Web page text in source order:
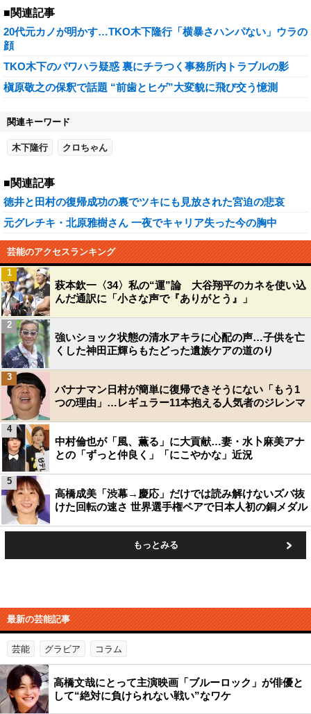
■関連記事
20代元カノが明かす…TKO木下隆行「横暴さハンパない」ウラの
顔
TKO木下のパワハラ疑惑 裏にチラつく事務所内トラブルの影
槇原敬之の保釈で話題 “前歯とヒゲ”大変貌に飛び交う憶測
関連キーワード
木下隆行 クロちゃん
■関連記事
徳井と田村の復帰成功の裏でツキにも見放された宮迫の悲哀
元グレチキ・北原雅樹さん 一夜でキャリア失った今の胸中
芸能のアクセスランキング
萩本欽一〈34〉私の“運”論 大谷翔平のカネを使い込
んだ通訳に「小さな声で『ありがとう』」
1
強いショック状態の清水アキラに心配の声…子供を亡
くした神田正輝らもたどった遺族ケアの道のり
2
バナナマン日村が簡単に復帰できそうにない「もう1
つの理由」…レギュラー11本抱える人気者のジレンマ
3
中村倫也が「風、薫る」に大貢献…妻・水卜麻美アナ
との「ずっと仲良く」「にこやかな」近況
4
高橋成美「渋幕→慶応」だけでは読み解けないズバ抜
けた回転の速さ 世界選手権ペアで日本人初の銅メダル
5
もっとみる
最新の芸能記事
芸能 グラビア コラム
高橋文哉にとって主演映画「ブルーロック」が俳優と
して“絶対に負けられない戦い”なワケ